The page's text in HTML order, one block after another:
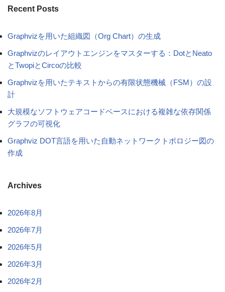
Recent Posts
Graphvizを用いた組織図（Org Chart）の生成
Graphvizのレイアウトエンジンをマスターする：DotとNeato
とTwopiとCircoの比較
Graphvizを用いたテキストからの有限状態機械（FSM）の設
計
大規模なソフトウェアコードベースにおける複雑な依存関係
グラフの可視化
Graphviz DOT言語を用いた自動ネットワークトポロジー図の
作成
Archives
2026年8月
2026年7月
2026年5月
2026年3月
2026年2月